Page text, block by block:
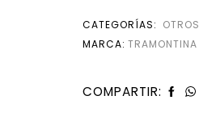
CATEGORÍAS: OTROS
MARCA: TRAMONTINA
COMPARTIR: